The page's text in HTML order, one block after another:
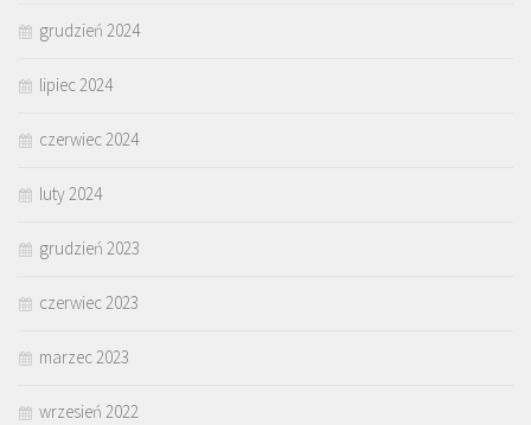
grudzień 2024
lipiec 2024
czerwiec 2024
luty 2024
grudzień 2023
czerwiec 2023
marzec 2023
wrzesień 2022